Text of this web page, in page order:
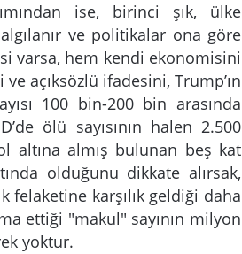
ise, birinci şık, ülke
ve politikalar ona göre
varsa, hem kendi ekonomisini
açıksözlü ifadesini, Trump’ın
100 bin-200 bin arasında
ölü sayısının halen 2.500
altına almış bulunan beş kat
olduğunu dikkate alırsak,
felaketine karşılık geldiği daha
ettiği "makul" sayının milyon
yoktur.